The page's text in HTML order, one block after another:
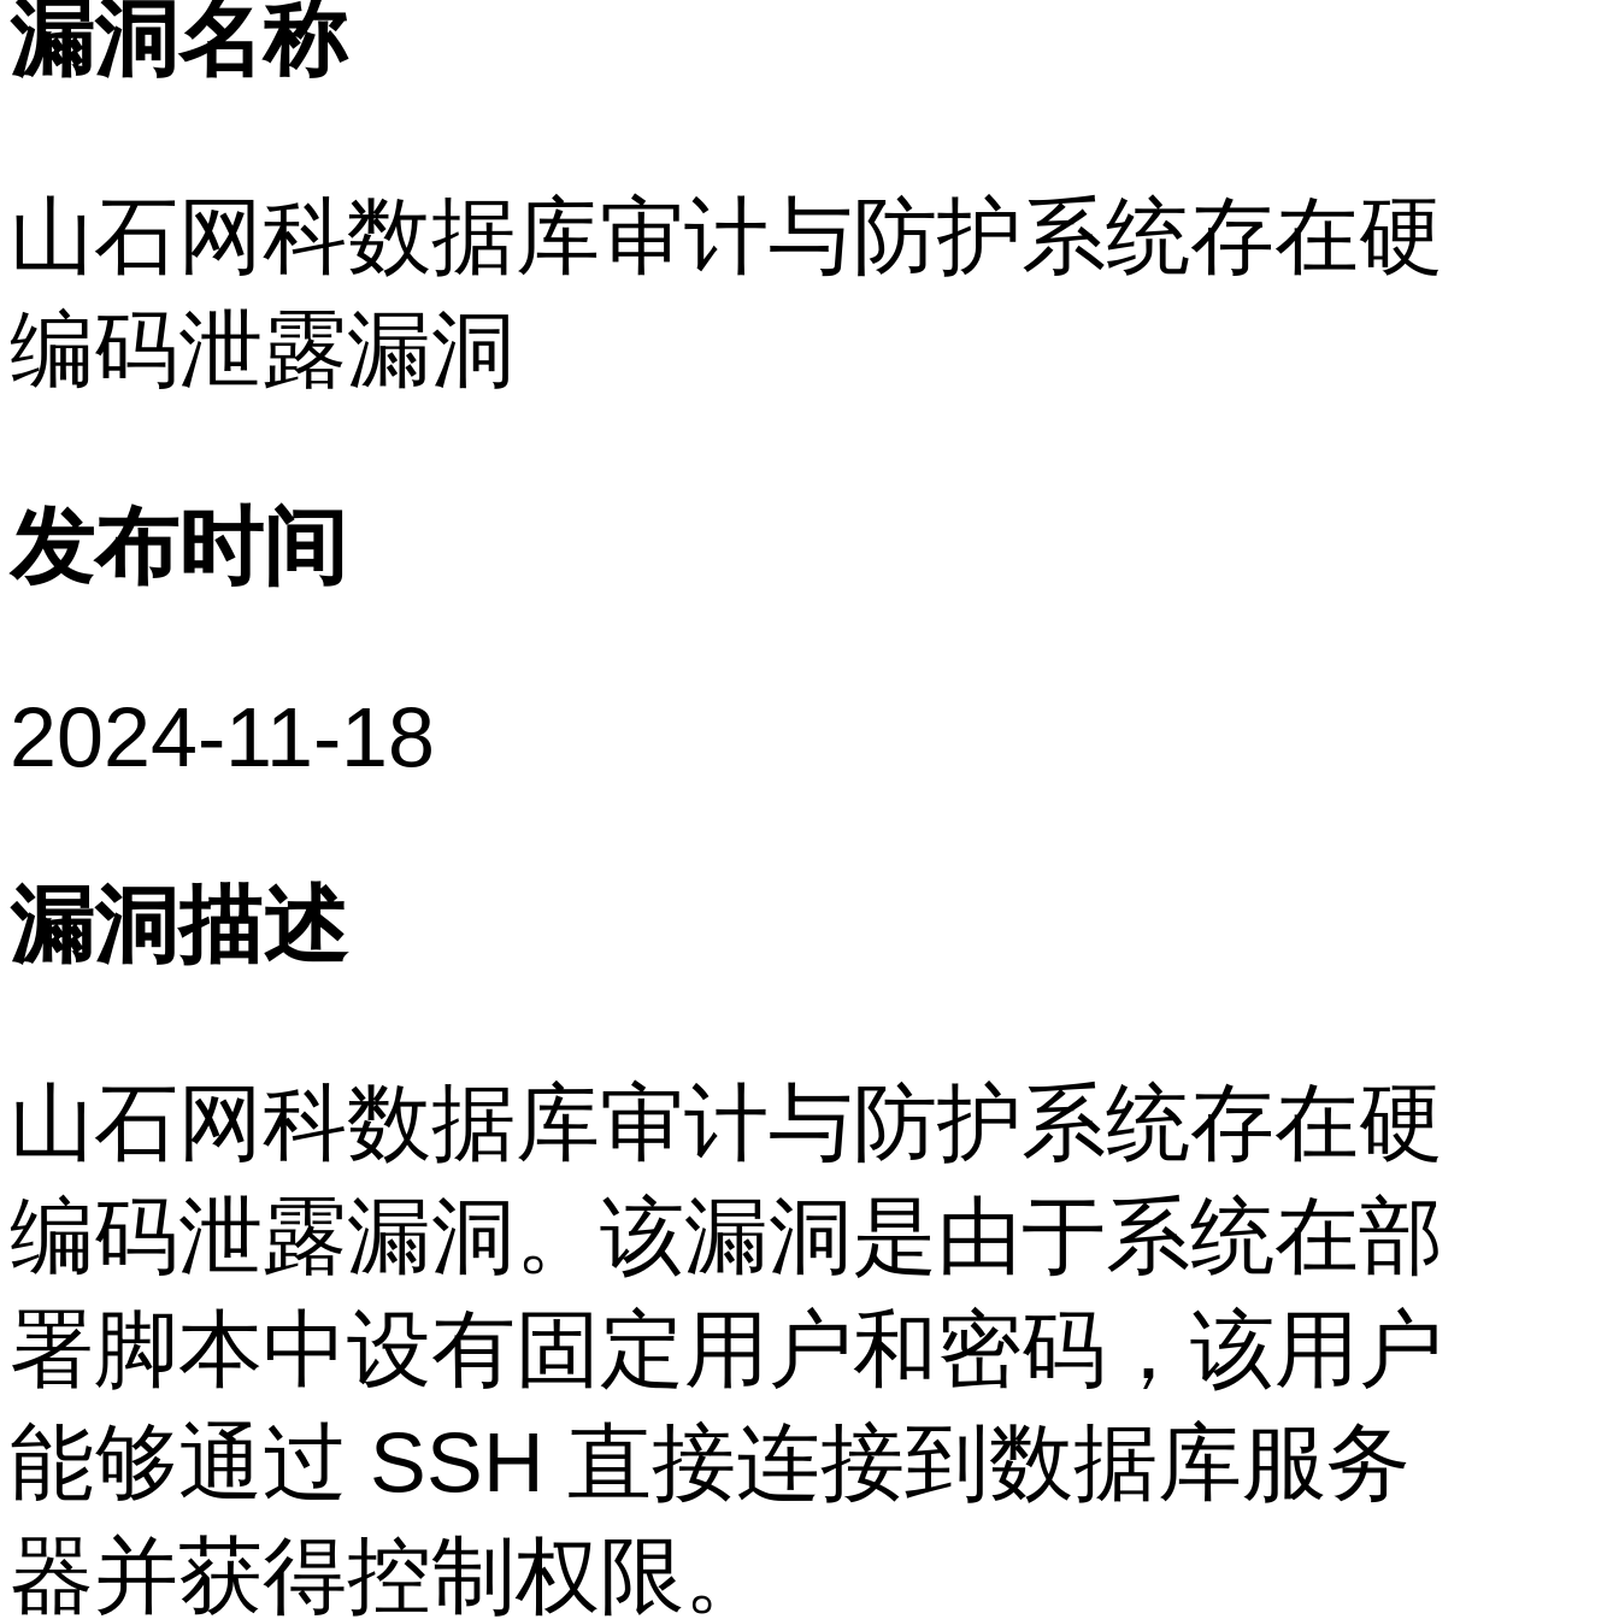
漏洞名称
山石网科数据库审计与防护系统存在硬
编码泄露漏洞
发布时间
2024-11-18
漏洞描述
山石网科数据库审计与防护系统存在硬
编码泄露漏洞。该漏洞是由于系统在部
署脚本中设有固定用户和密码，该用户
能够通过 SSH 直接连接到数据库服务
器并获得控制权限。